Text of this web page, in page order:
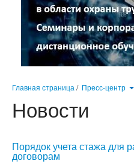
Главная страница / Пресс-центр
Новости
Порядок учета стажа для
договорам